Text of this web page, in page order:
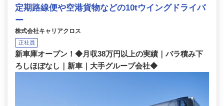
定期路線便や空港貨物などの10tウイングドライバ
ー
株式会社キャリアクロス
正社員
新車庫オープン！◆月収38万円以上の実績｜バラ積み下
ろしほぼなし｜新車｜大手グループ会社◆